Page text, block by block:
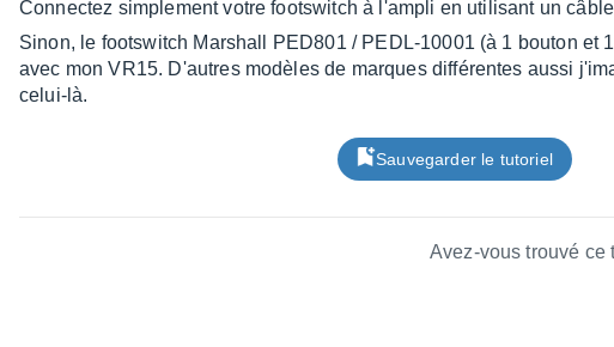
Connectez simplement votre footswitch à l'ampli en utilisant un
Sinon, le footswitch Marshall PED801 / PEDL-10001 (à 1 bouton et
avec mon VR15. D'autres modèles de marques différentes aussi
celui-là.
Sauvegarder le tutoriel
Avez-vous trouvé ce